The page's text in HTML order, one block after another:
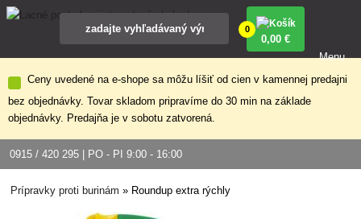
Ceny uvedené na e-shope sa môžu líšiť od cien v kamennej predajni
bez objednávky. Tovar skladom pripravíme do 30 min na základe
objednávky. Predajňa je v sobotu zatvorená.
0915 / 420 295 | PO - PI 9:00 - 16:00
0
0,00 €
Menu
Prípravky proti burinám » Roundup extra rýchly